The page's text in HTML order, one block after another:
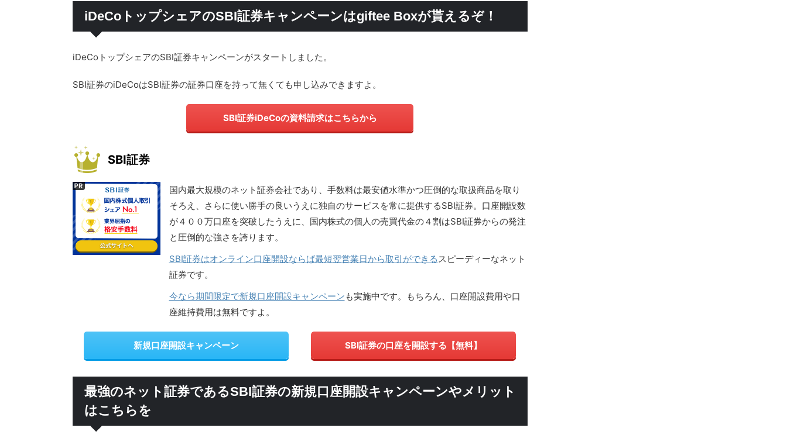
iDeCoトップシェアのSBI証券キャンペーンはgiftee Boxが貰えるぞ！
iDeCoトップシェアのSBI証券キャンペーンがスタートしました。
SBI証券のiDeCoはSBI証券の証券口座を持って無くても申し込みできますよ。
SBI証券iDeCoの資料請求はこちらから
SBI証券
国内最大規模のネット証券会社であり、手数料は最安値水準かつ圧倒的な取扱商品を取り
そろえ、さらに使い勝手の良いうえに独自のサービスを常に提供するSBI証券。口座開設数
が４００万口座を突破したうえに、国内株式の個人の売買代金の４割はSBI証券からの発注
と圧倒的な強さを誇ります。
SBI証券はオンライン口座開設ならば最短翌営業日から取引ができるスピーディーなネット
証券です。
今なら期間限定で新規口座開設キャンペーン も実施中です。もちろん、口座開設費用や口
座維持費用は無料ですよ。
新規口座開設キャンペーン SBI証券の口座を開設する【無料】
最強のネット証券であるSBI証券の新規口座開設キャンペーンやメリット
はこちらを